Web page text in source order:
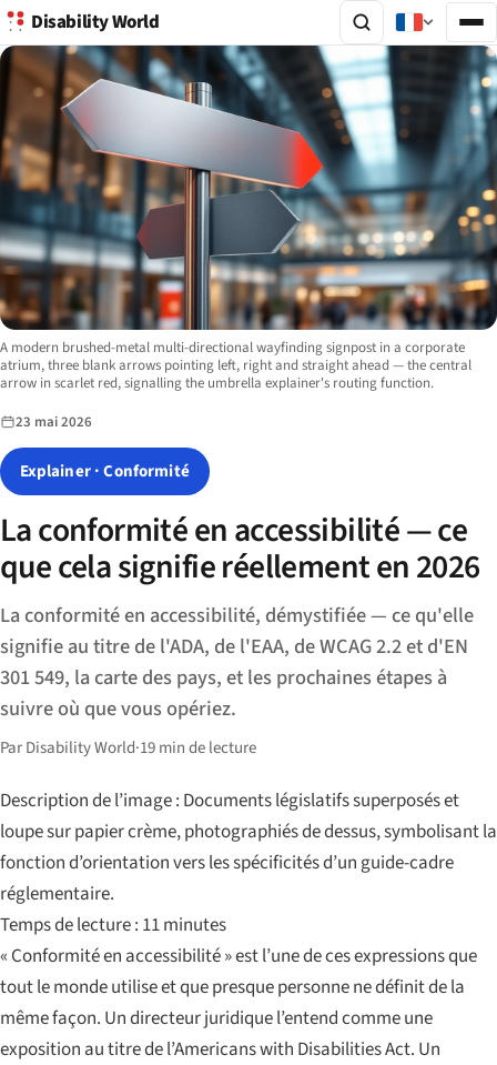
Disability World
Image description:
A modern brushed-metal multi-directional wayfinding signpost in a corporate
atrium, three blank arrows pointing left, right and straight ahead — the central
arrow in scarlet red, signalling the umbrella explainer's routing function.
23 mai 2026
Explainer · Conformité
La conformité en accessibilité — ce
que cela signifie réellement en 2026
La conformité en accessibilité, démystifiée — ce qu'elle
signifie au titre de l'ADA, de l'EAA, de WCAG 2.2 et d'EN
301 549, la carte des pays, et les prochaines étapes à
suivre où que vous opériez.
Par Disability World·19 min de lecture
Description de l’image : Documents législatifs superposés et
loupe sur papier crème, photographiés de dessus, symbolisant la
fonction d’orientation vers les spécificités d’un guide-cadre
réglementaire.
Temps de lecture : 11 minutes
« Conformité en accessibilité » est l’une de ces expressions que
tout le monde utilise et que presque personne ne définit de la
même façon. Un directeur juridique l’entend comme une
exposition au titre de l’Americans with Disabilities Act. Un